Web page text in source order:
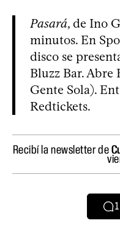
Pasará, de Ino
minutos. En
disco se
Bluzz Bar. Abre
Gente Sola).
Redtickets.
Recibí la newsletter de
1